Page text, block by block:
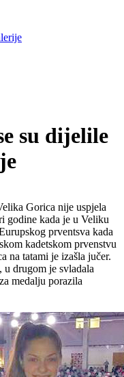
su dijelile
Gorica nije uspjela
godine kada je u Veliku
prventsva kada
kadetskom prvenstvu
na tatami je izašla jučer.
drugom je svladala
medalju porazila